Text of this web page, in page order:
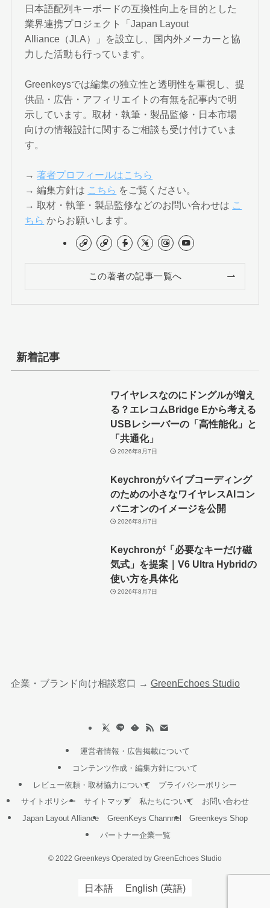
日本語配列キーボードの互換性向上を目的とした
業界連携プロジェクト「Japan Layout
Alliance（JLA）」を設立し、国内外メーカーと協
力した活動も行っています。
Greenkeysでは編集の独立性と透明性を重視し、提
供品・広告・アフィリエイトの有無を記事内で明
示しています。取材・執筆・製品監修・日本市場
向けの情報設計に関するご相談も受け付けていま
す。
→著者プロフィールはこちら
→ 編集方針は こちら をご覧ください。
→ 取材・執筆・製品監修などのお問い合わせは こ
ちら からお願いします。
この著者の記事一覧へ
新着記事
ワイヤレスなのにドングルが増え
る？エレコムBridge Eから考える
USBレシーバーの「高性能化」と
「共通化」
2026年8月7日
Keychronがバイブコーディング
のための小さなワイヤレスAIコン
パニオンのイメージを公開
2026年8月7日
Keychronが「必要なキーだけ磁
気式」を提案｜V6 Ultra Hybridの
使い方を具体化
2026年8月7日
企業・ブランド向け相談窓口 → GreenEchoes Studio
運営者情報・広告掲載について
コンテンツ作成・編集方針について
レビュー依頼・取材協力について
プライバシーポリシー
サイトポリシー
サイトマップ 私たちについて
お問い合わせ
Japan Layout Alliance
GreenKeys Channnel
Greenkeys Shop
パートナー企業一覧
© 2022 Greenkeys Operated by GreenEchoes Studio
日本語 English (英語)